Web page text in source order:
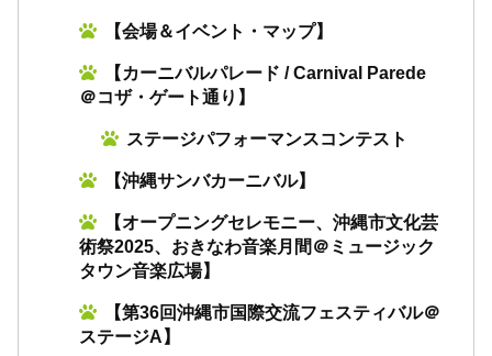
【会場＆イベント・マップ】
【カーニバルパレード / Carnival Parede
＠コザ・ゲート通り】
ステージパフォーマンスコンテスト
【沖縄サンバカーニバル】
【オープニングセレモニー、沖縄市文化芸
術祭2025、おきなわ音楽月間＠ミュージック
タウン音楽広場】
【第36回沖縄市国際交流フェスティバル＠
ステージA】